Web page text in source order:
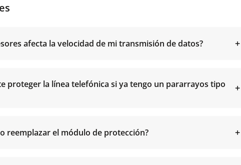
afecta la velocidad de mi transmisión de datos?
proteger la línea telefónica si ya tengo un pararrayos tipo
reemplazar el módulo de protección?